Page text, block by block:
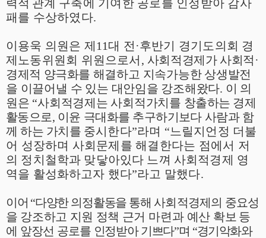
력적 관계 구축에 기여한 공로를 인정받아 감사
패를 수상하였다.
이용욱 의원은 제 11대 전 ·후반기 경기도의회 경
제노동위원회 위원으로서 , 사회적경제가 사회적 ·
경제적 양극화를 해결하고 지속가능한 상생발전
을 이끌어낼 수 있는 대안임을 강조해왔다. 이 의
원은 “사회적경제는 사회적가치를 창출하는 경제
활동으로, 이윤 극대화를 추구하기보다 사람과 함
께 하는 가치를 중시한다”라며 “느릴지언정 더불
어 성장하며 사회문제를 해결한다는 점에서 저
의 정치철학과 맞닿아있다 느껴 사회적경제 영
역을 활성화하고자 했다”라고 말했다.
이어 “다양한 의정활동을 통해 사회적경제의 중요성
을 강조하고 지원 정책 근거 마련과 예산 확보 등
에 앞장선 공로를 인정받아 기쁘다”며 “경기악화와